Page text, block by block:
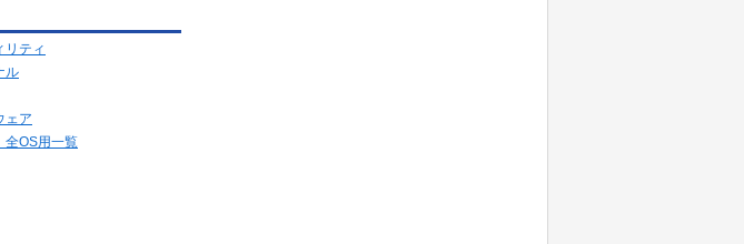
リティ
ル
ェア
全OS用一覧